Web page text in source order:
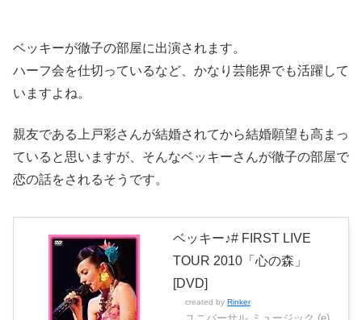
ベッキーが徹子の部屋に出演されます。
ハーフ会を仕切っているなど、かなり芸能界でも活躍して
いますよね。
親友である上戸彩さんが結婚されてから結婚願望も高まっ
ていると思いますが、そんなベッキーさんが徹子の部屋で
恋の話をされるそうです。
ベッキー♪# FIRST LIVE
TOUR 2010「心の森」
[DVD]
created by Rinker